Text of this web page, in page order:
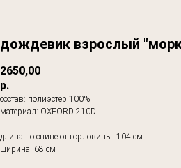
дождевик взрослый
2650,00
р.
состав: полиэстер 100%
материал: OXFORD 210D
длина по спине от горловины: 104 см
ширина: 68 см